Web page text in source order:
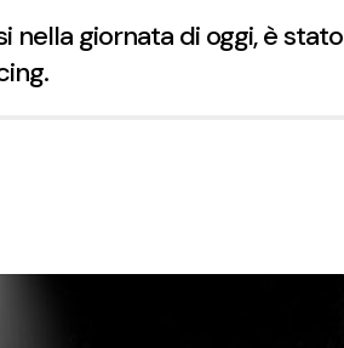
nella giornata di oggi, è stato